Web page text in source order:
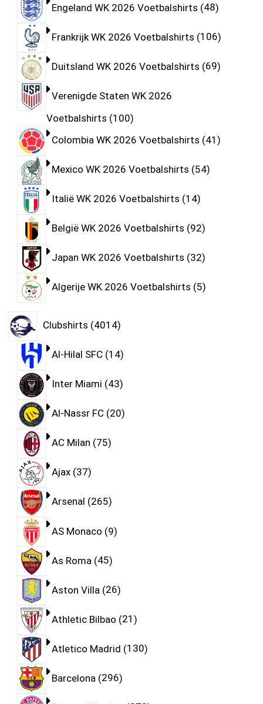
Engeland WK 2026 Voetbalshirts 48
Frankrijk WK 2026 Voetbalshirts 106
Duitsland WK 2026 Voetbalshirts 69
Verenigde Staten WK 2026
Voetbalshirts 100
Colombia WK 2026 Voetbalshirts 41
Mexico WK 2026 Voetbalshirts 54
Italië WK 2026 Voetbalshirts 14
België WK 2026 Voetbalshirts 92
Japan WK 2026 Voetbalshirts 32
Algerije WK 2026 Voetbalshirts 5
Clubshirts 4014
Al-Hilal SFC 14
Inter Miami 43
Al-Nassr FC 20
AC Milan 75
Ajax 37
Arsenal 265
AS Monaco 9
As Roma 45
Aston Villa 26
Athletic Bilbao 21
Atletico Madrid 130
Barcelona 296